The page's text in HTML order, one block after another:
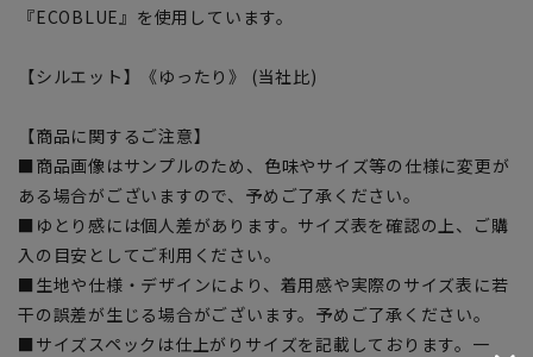
『ECOBLUE』を使用しています。
【シルエット】《ゆったり》 (当社比)
【商品に関するご注意】
■商品画像はサンプルのため、色味やサイズ等の仕様に変更が
ある場合がございますので、予めご了承ください。
■ゆとり感には個人差があります。サイズ表を確認の上、ご購
入の目安としてご利用ください。
■生地や仕様・デザインにより、着用感や実際のサイズ表に若
干の誤差が生じる場合がございます。予めご了承ください。
■サイズスペックは仕上がりサイズを記載しております。一